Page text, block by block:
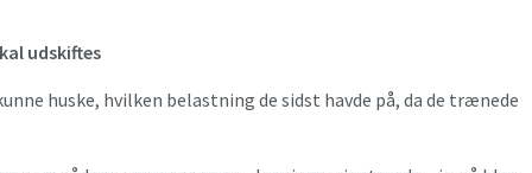
udskiftes
huske, hvilken belastning de sidst havde på, da de trænede